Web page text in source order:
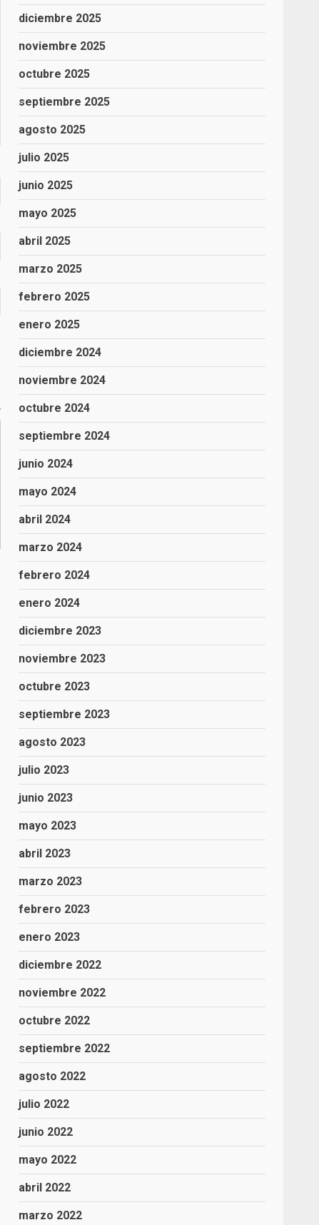
diciembre 2025
noviembre 2025
octubre 2025
septiembre 2025
agosto 2025
julio 2025
junio 2025
mayo 2025
abril 2025
marzo 2025
febrero 2025
enero 2025
diciembre 2024
noviembre 2024
octubre 2024
septiembre 2024
junio 2024
mayo 2024
abril 2024
marzo 2024
febrero 2024
enero 2024
diciembre 2023
noviembre 2023
octubre 2023
septiembre 2023
agosto 2023
julio 2023
junio 2023
mayo 2023
abril 2023
marzo 2023
febrero 2023
enero 2023
diciembre 2022
noviembre 2022
octubre 2022
septiembre 2022
agosto 2022
julio 2022
junio 2022
mayo 2022
abril 2022
marzo 2022